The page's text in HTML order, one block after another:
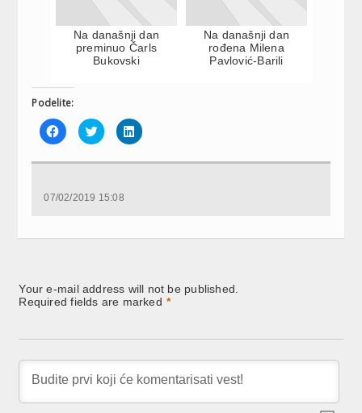
Na današnji dan
preminuo Čarls
Bukovski
Na današnji dan
rođena Milena
Pavlović-Barili
Podelite:
Click
to
share
Facebook
new
Click
to
share
Twitter
new
Click
to
LinkedIn
07/02/2019 15:08
Your e-mail address will not be published.
Required fields are marked *